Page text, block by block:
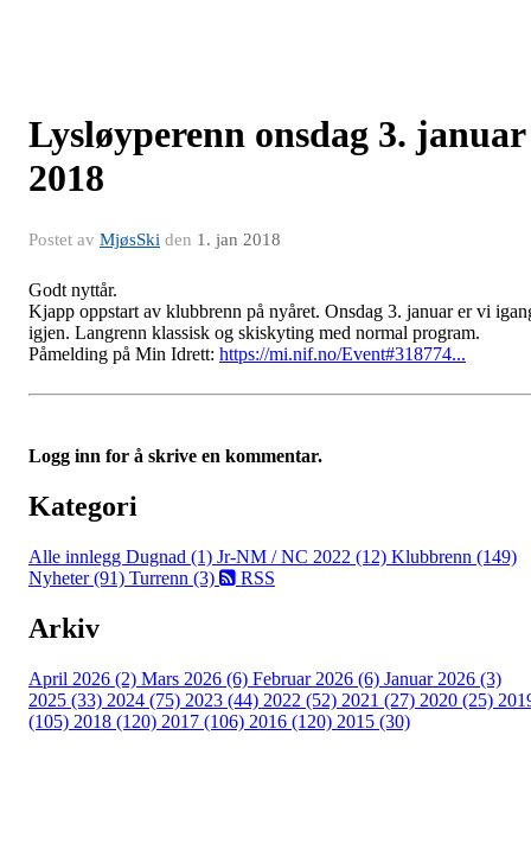
Lysløyperenn onsdag 3. januar
2018
Postet av MjøsSki den 1. jan 2018
Godt nyttår.
Kjapp oppstart av klubbrenn på nyåret. Onsdag 3. januar er vi
igjen. Langrenn klassisk og skiskyting med normal program.
Påmelding på Min Idrett: https://mi.nif.no/Event#318774...
Logg inn for å skrive en kommentar.
Kategori
Alle innlegg Dugnad (1) Jr-NM / NC 2022 (12) Klubbrenn (149)
Nyheter (91) Turrenn (3) RSS
Arkiv
April 2026 (2) Mars 2026 (6) Februar 2026 (6) Januar 2026 (3)
2025 (33) 2024 (75) 2023 (44) 2022 (52) 2021 (27) 2020 (25)
(105) 2018 (120) 2017 (106) 2016 (120) 2015 (30)